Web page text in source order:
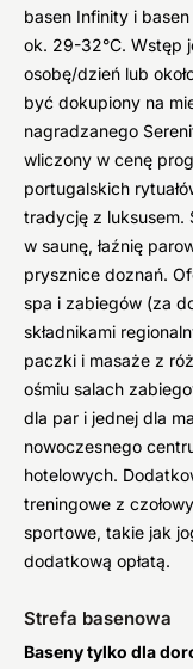
basen Infinity i
ok. 29-32°C. Wstęp
osobę/dzień lub
być dokupiony na
nagradzanego
wliczony w cenę
portugalskich
tradycję z luksusem.
w saunę, łaźnię
prysznice doznań.
spa i zabiegów (za
składnikami
paczki i masaże z
ośmiu salach
dla par i jednej dla
nowoczesnego
hotelowych.
treningowe z
sportowe, takie jak
dodatkową opłatą.
Strefa basenowa
Baseny tylko dla